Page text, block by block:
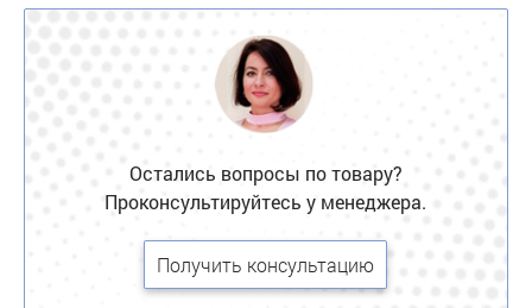
Остались вопросы по товару?
Проконсультируйтесь у менеджера.
Получить консультацию